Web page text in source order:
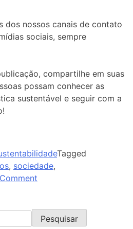
dos nossos canais de contato
sociais, sempre
compartilhe em suas
possam conhecer as
sustentável e seguir com a
Tagged
, sociedade,
Pesquisar